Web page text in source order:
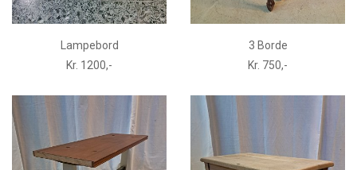
Lampebord
Kr. 1200,-
3 Borde
Kr. 750,-